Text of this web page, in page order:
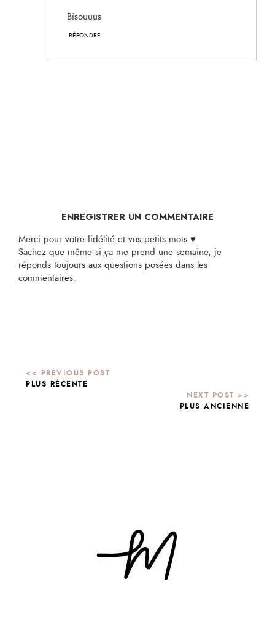
Bisouuus
RÉPONDRE
ENREGISTRER UN COMMENTAIRE
Merci pour votre fidélité et vos petits mots ♥
Sachez que même si ça me prend une semaine, je
réponds toujours aux questions posées dans les
commentaires.
PLUS RÉCENTE
PLUS ANCIENNE